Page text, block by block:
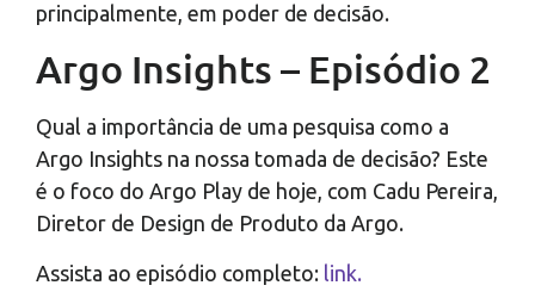
principalmente, em poder de decisão.
Argo Insights – Episódio 2
Qual a importância de uma pesquisa como a
Argo Insights na nossa tomada de decisão? Este
é o foco do Argo Play de hoje, com Cadu Pereira,
Diretor de Design de Produto da Argo.
Assista ao episódio completo: link.